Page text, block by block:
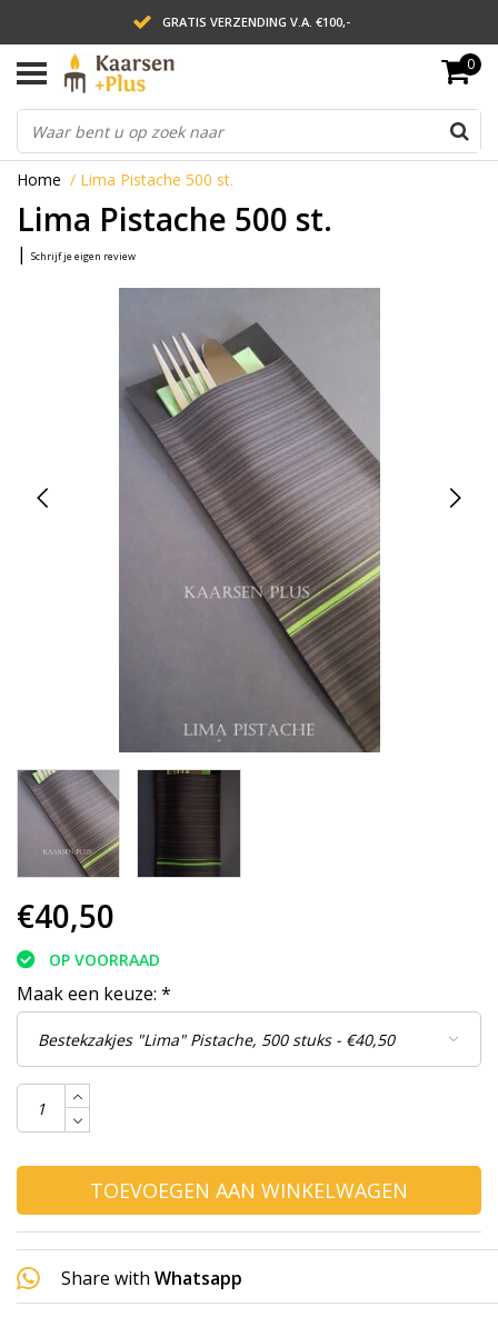
GRATIS VERZENDING V.A. €100,-
LEVERING BINNEN 2 WERKDAGEN
ACHTERAF BETALEN VIA AFTERPAY
0
Home / Lima Pistache 500 st.
Lima Pistache 500 st.
| Schrijf je eigen review
€40,50
OP VOORRAAD
Maak een keuze: *
TOEVOEGEN AAN WINKELWAGEN
Share with Whatsapp